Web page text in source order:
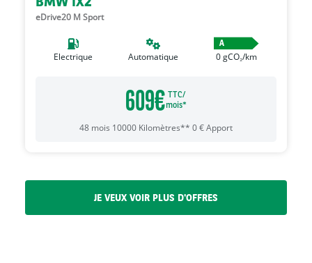
eDrive20 M Sport
Electrique Automatique
A
0gCO₂/km
609€ TTC/
mois*
48 mois 10000 Kilomètres** 0€Apport
JE VEUX VOIR PLUS D'OFFRES